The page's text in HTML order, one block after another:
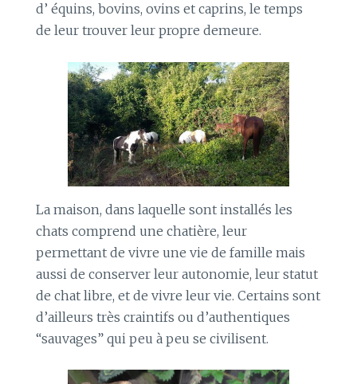
d’ équins, bovins, ovins et caprins, le temps
de leur trouver leur propre demeure.
La maison, dans laquelle sont installés les
chats comprend une chatière, leur
permettant de vivre une vie de famille mais
aussi de conserver leur autonomie, leur statut
de chat libre, et de vivre leur vie. Certains sont
d’ailleurs très craintifs ou d’authentiques
“sauvages” qui peu à peu se civilisent.